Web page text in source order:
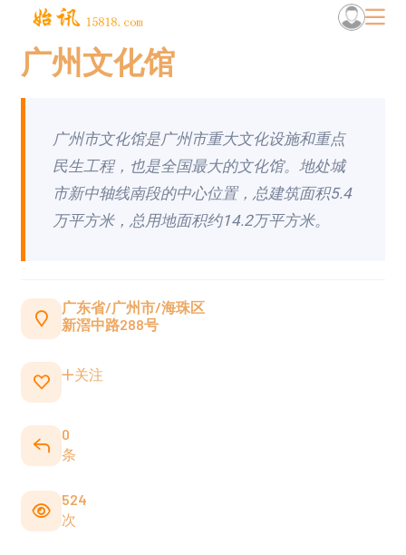
广州文化馆
广州市文化馆是广州市重大文化设施和重点
民生工程，也是全国最大的文化馆。地处城
市新中轴线南段的中心位置，总建筑面积5.4
万平方米，总用地面积约14.2万平方米。
广东省/广州市/海珠区
新滘中路288号
关注
0
条
524
次